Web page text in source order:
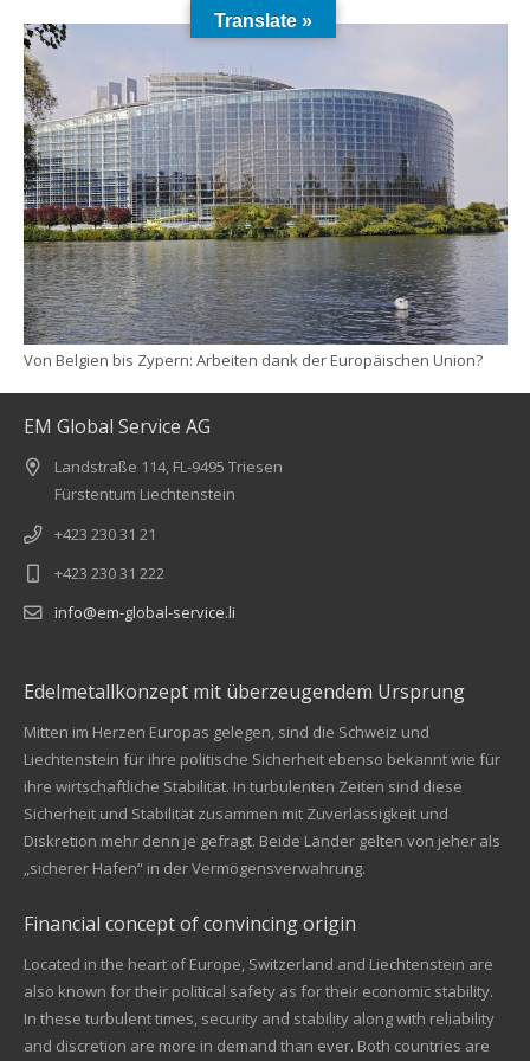
Von Belgien bis Zypern: Arbeiten dank der Europäischen Union?
EM Global Service AG
Landstraße 114, FL-9495 Triesen
Fürstentum Liechtenstein
+423 230 31 21
+423 230 31 222
info@em-global-service.li
Edelmetallkonzept mit überzeugendem Ursprung
Mitten im Herzen Europas gelegen, sind die Schweiz und
Liechtenstein für ihre politische Sicherheit ebenso bekannt wie für
ihre wirtschaftliche Stabilität. In turbulenten Zeiten sind diese
Sicherheit und Stabilität zusammen mit Zuverlässigkeit und
Diskretion mehr denn je gefragt. Beide Länder gelten von jeher als
„sicherer Hafen“ in der Vermögensverwahrung.
Financial concept of convincing origin
Located in the heart of Europe, Switzerland and Liechtenstein are
also known for their political safety as for their economic stability.
In these turbulent times, security and stability along with reliability
and discretion are more in demand than ever. Both countries are
Translate »
Kundenbewertungen und Erfahrungen zu
EM Global Service AG